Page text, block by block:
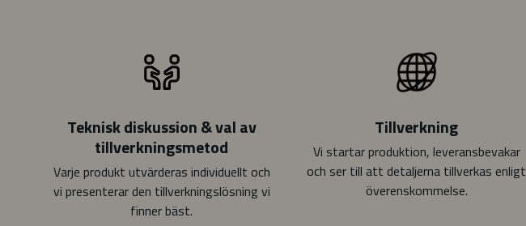
Teknisk diskussion & val av
tillverkningsmetod
Varje produkt utvärderas individuellt och
vi presenterar den tillverkningslösning vi
finner bäst.
Tillverkning
Vi startar produktion, leveransbevakar
och ser till att detaljerna tillverkas enligt
överenskommelse.